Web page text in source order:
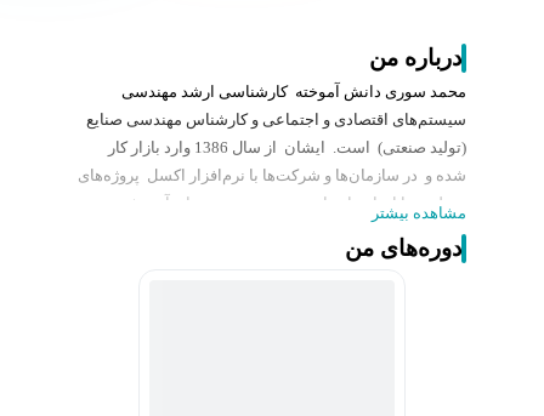
درباره من
محمد سوری دانش آموخته کارشناسی ارشد مهندسی
سیستم‌های اقتصادی و اجتماعی و کارشناس مهندسی صنایع
(تولید صنعتی) است. ایشان از سال 1386 وارد بازار کار
شده و در سازمان‌ها و شرکت‌ها با نرم‌افزار اکسل پروژه‌های
مختلفی را انجام داده است. همچنین دوره‌های آموزشی
متعددی به صورت آنلاین و حضوری با استفاده از نرم‌افزار
اکسل در سازمان‌ها و شرکت‌های دولتی و خصوصی از جمله
مشاهده بیشتر
دوره‌های من